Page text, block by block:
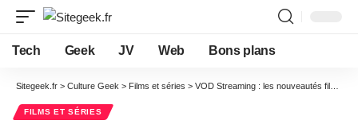
Tech Geek JV Web Bons plans
Sitegeek.fr > Culture Geek > Films et séries > VOD Streaming : les nouveautés films et séries à ne pas manquer en mars 2024
FILMS ET SÉRIES